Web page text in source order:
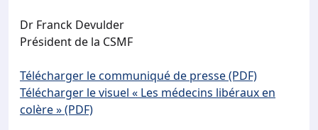
Dr Franck Devulder
Président de la CSMF
Télécharger le communiqué de presse (PDF)
Télécharger le visuel « Les médecins libéraux en
colère » (PDF)